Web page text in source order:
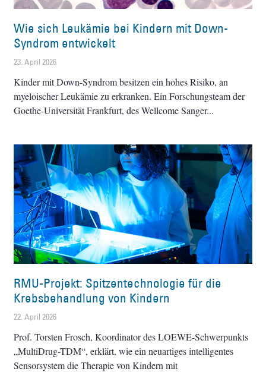
Wie sich Leukämie bei Kindern mit Down-
Syndrom entwickelt
23. April 2026
Kinder mit Down-Syndrom besitzen ein hohes Risiko, an
myeloischer Leukämie zu erkranken. Ein Forschungsteam der
Goethe-Universität Frankfurt, des Wellcome Sanger
RMU-Projekt: Spitzentechnologie für die
Krebsbehandlung von Kindern
22. April 2026
Prof. Torsten Frosch, Koordinator des LOEWE-Schwerpunkts
„MultiDrug-TDM“, erklärt, wie ein neuartiges intelligentes
Sensorsystem die Therapie von Kindern mit